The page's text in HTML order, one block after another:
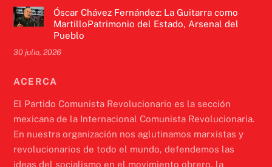
Óscar Chávez Fernández: La Guitarra como
MartilloPatrimonio del Estado, Arsenal del
Pueblo
30 julio, 2026
ACERCA
El Partido Comunista Revolucionario es la sección
mexicana de la Internacional Comunista Revolucionaria.
En nuestra organización nos aglutinamos marxistas y
revolucionarios de todo el mundo, defendemos las
ideas del socialismo en el movimiento obrero, la